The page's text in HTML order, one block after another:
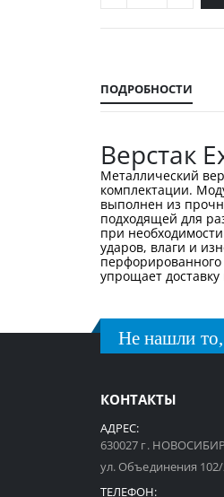
началу
галереи
изображений
ПОДРОБНОСТИ
Верстак
Металлический
комплектации.
выполнен из
подходящей для
при
ударов, влаги и
перфорированного
упрощает
Не нашли то,
КОНТАКТЫ
АДРЕС:
630027 г.
ул. Объединения
ТЕЛЕФОН: